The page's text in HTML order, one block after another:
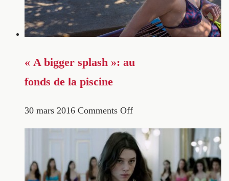
« A bigger splash »: au
fonds de la piscine
30 mars 2016 Comments Off